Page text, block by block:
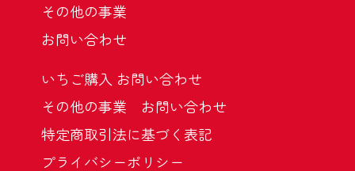
その他の事業
お問い合わせ
いちご購入 お問い合わせ
その他の事業 お問い合わせ
特定商取引法に基づく表記
プライバシーポリシー